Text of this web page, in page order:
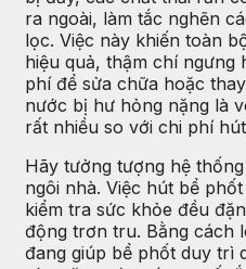
ra ngoài, làm tắc nghẽn
lọc. Việc này khiến toàn
hiệu quả, thậm chí ngưng
phí để sửa chữa hoặc
nước bị hư hỏng nặng là
rất nhiều so với chi phí
Hãy tưởng tượng hệ
ngôi nhà. Việc hút bể
kiểm tra sức khỏe đều
động trơn tru. Bằng cách
đang giúp bể phốt duy trì